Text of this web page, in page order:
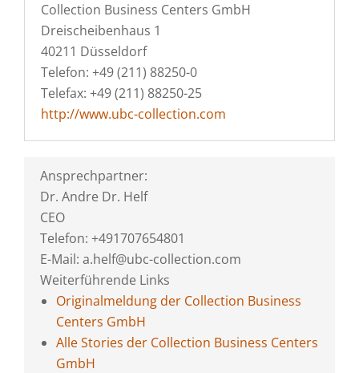
Collection Business Centers GmbH
Dreischeibenhaus 1
40211 Düsseldorf
Telefon: +49 (211) 88250-0
Telefax: +49 (211) 88250-25
http://www.ubc-collection.com
Ansprechpartner:
Dr. Andre Dr. Helf
CEO
Telefon: +491707654801
E-Mail: a.helf@ubc-collection.com
Weiterführende Links
Originalmeldung der Collection Business
Centers GmbH
Alle Stories der Collection Business Centers
GmbH